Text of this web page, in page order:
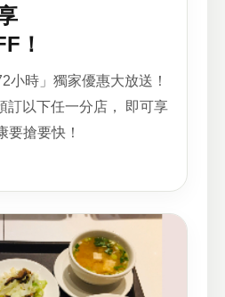
！
小時」獨家優惠大放送！
訂以下任一分店， 即可享
要搶要快！